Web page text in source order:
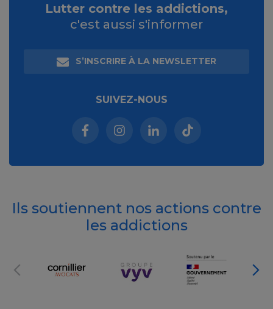
Lutter contre les addictions,
c'est aussi s'informer
S’INSCRIRE À LA NEWSLETTER
SUIVEZ-NOUS
Facebook (nouvelle fenêtre)
Instagram (nouvelle fenêtre)
Linkedin (nouvelle
Tiktok (nouvelle
Ils soutiennent nos actions contre
les addictions